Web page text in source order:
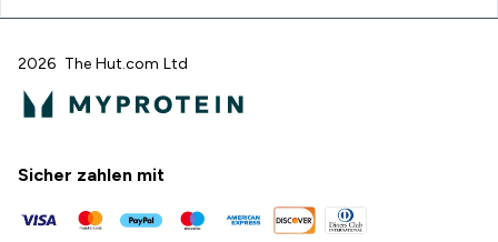
2026 The Hut.com Ltd
Sicher zahlen mit